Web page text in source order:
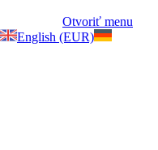
Otvoriť menu
English (EUR)